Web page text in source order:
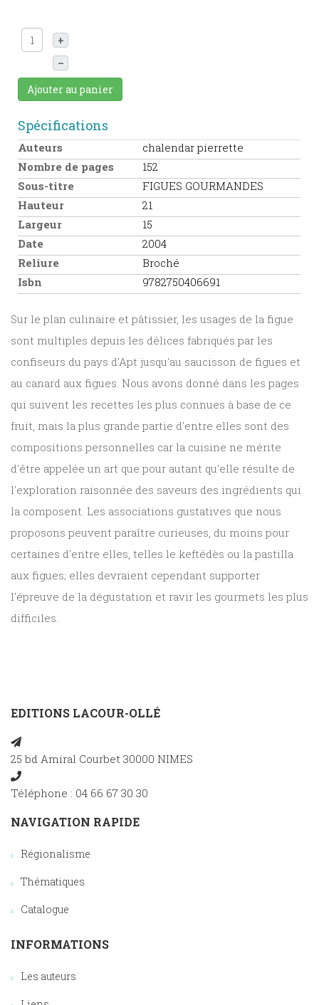
+
–
Ajouter au panier
Spécifications
Auteurs
chalendar pierrette
Nombre de pages
152
Sous-titre
FIGUES GOURMANDES
Hauteur
21
Largeur
15
Date
2004
Reliure
Broché
Isbn
9782750406691
Sur le plan culinaire et pâtissier, les usages de la figue
sont multiples depuis les délices fabriqués par les
confiseurs du pays d'Apt jusqu'au saucisson de figues et
au canard aux figues. Nous avons donné dans les pages
qui suivent les recettes les plus connues à base de ce
fruit, mais la plus grande partie d'entre elles sont des
compositions personnelles car la cuisine ne mérite
d'être appelée un art que pour autant qu'elle résulte de
l'exploration raisonnée des saveurs des ingrédients qui
la composent. Les associations gustatives que nous
proposons peuvent paraître curieuses, du moins pour
certaines d'entre elles, telles le keftédès ou la pastilla
aux figues; elles devraient cependant supporter
l'épreuve de la dégustation et ravir les gourmets les plus
difficiles.
EDITIONS LACOUR-OLLÉ
25 bd Amiral Courbet 30000 NIMES
Téléphone : 04 66 67 30 30
NAVIGATION RAPIDE
Régionalisme
Thématiques
Catalogue
INFORMATIONS
Les auteurs